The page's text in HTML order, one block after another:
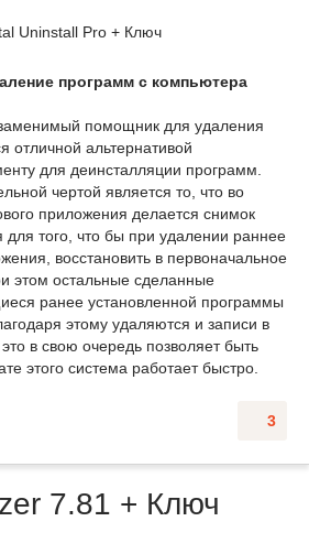
программ с компьютера
помощник для удаления
отличной альтернативой
для деинсталляции программ.
чертой является то, что во
приложения делается снимок
для того, что бы при удалении раннее
восстановить в первоначальное
этом остальные сделанные
ранее установленной программы
этому удаляются и записи в
в свою очередь позволяет быть
этого система работает быстро.
3
7.81 + Ключ